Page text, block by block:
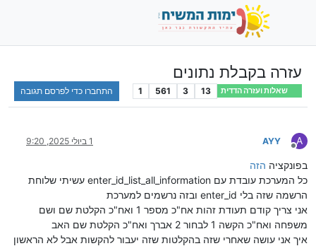
עזרה בקבלת נתונים
שאלות ועזרה הדדית 13
3
561
1 התחברו כדי לפרסם תגובה
A
מנותק
AYY 1 ביולי 2025, 9:20
בפונקציה הזה
כל המערכת עובדת עם enter_id_list_all_information עשיתי שלוחת
הרשמה שזה בלי enter_id ובזה נרשמים למערכת
אני צריך קודם תעודת זהות אח"כ מספר 1 ואח"כ הקלטת שם ושם
משפחה ואח"כ הקשה 1 לבחור 2 אברך ואח"כ הקלטת שם האב
איך אני עושה שאחרי שזה בהקלטות שזה יעבור להקשות אבל לא הראשון